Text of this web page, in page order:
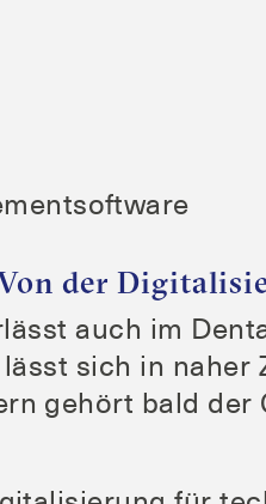
der
auch im
sich in
gehört bald